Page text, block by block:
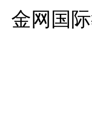
金网国